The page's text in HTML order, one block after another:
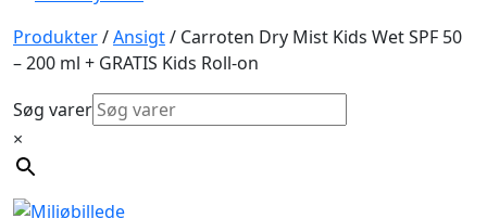
Produkter/Ansigt/ Carroten Dry Mist Kids Wet SPF 50
– 200 ml + GRATIS Kids Roll-on
Søg varer
×